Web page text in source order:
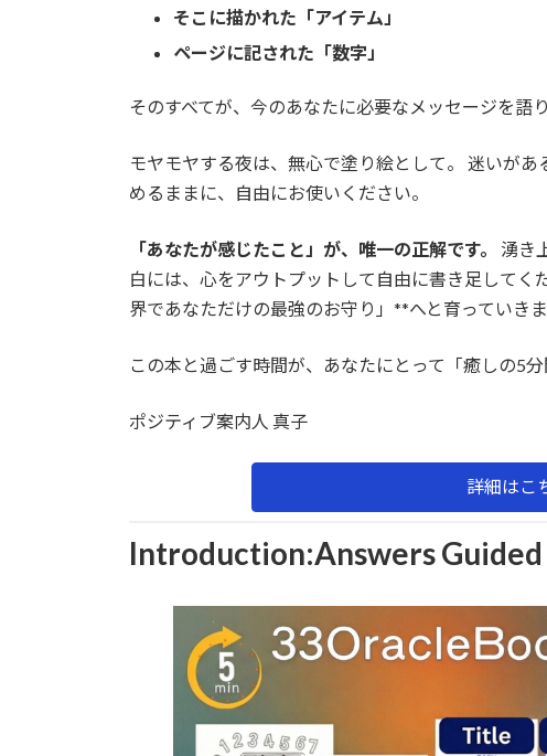
そこに描かれた「アイテム」
ページに記された「数字」
そのすべてが、今のあなたに必要なメッセージを語
モヤモヤする夜は、無心で塗り絵として。 迷いが
めるままに、自由にお使いください。
「あなたが感じたこと」が、唯一の正解です。
湧き
白には、心をアウトプットして自由に書き足して
界であなただけの最強のお守り」**へと育っていきま
この本と過ごす時間が、あなたにとって「癒しの5分
ポジティブ案内人 真子
詳細はこ
Introduction:Answers